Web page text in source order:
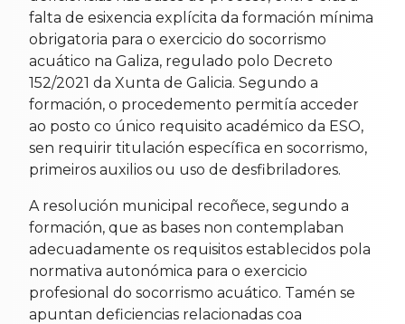
falta de esixencia explícita da formación mínima
obrigatoria para o exercicio do socorrismo
acuático na Galiza, regulado polo Decreto
152/2021 da Xunta de Galicia. Segundo a
formación, o procedemento permitía acceder
ao posto co único requisito académico da ESO,
sen requirir titulación específica en socorrismo,
primeiros auxilios ou uso de desfibriladores.
A resolución municipal recoñece, segundo a
formación, que as bases non contemplaban
adecuadamente os requisitos establecidos pola
normativa autonómica para o exercicio
profesional do socorrismo acuático. Tamén se
apuntan deficiencias relacionadas coa